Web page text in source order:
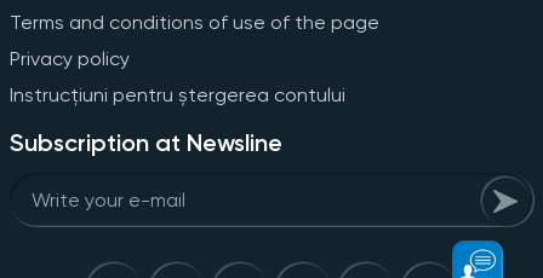
Terms and conditions of use of the page
Privacy policy
Instrucțiuni pentru ștergerea contului
Subscription at Newsline